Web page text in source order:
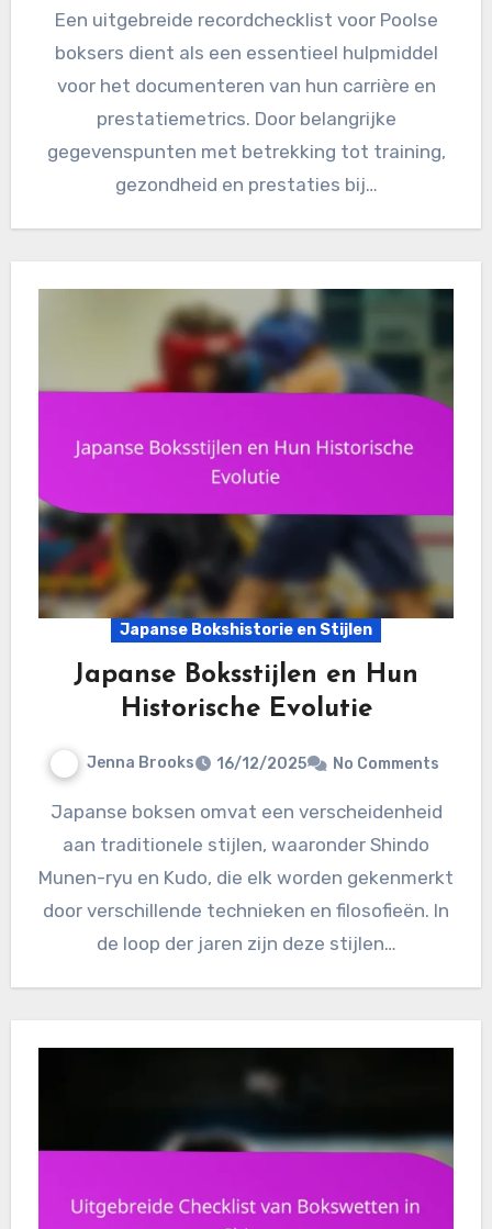
Een uitgebreide recordchecklist voor Poolse
boksers dient als een essentieel hulpmiddel
voor het documenteren van hun carrière en
prestatiemetrics. Door belangrijke
gegevenspunten met betrekking tot training,
gezondheid en prestaties bij…
Japanse Bokshistorie en Stijlen
Japanse Boksstijlen en Hun
Historische Evolutie
Jenna Brooks 16/12/2025 No Comments
Japanse boksen omvat een verscheidenheid
aan traditionele stijlen, waaronder Shindo
Munen-ryu en Kudo, die elk worden gekenmerkt
door verschillende technieken en filosofieën. In
de loop der jaren zijn deze stijlen…